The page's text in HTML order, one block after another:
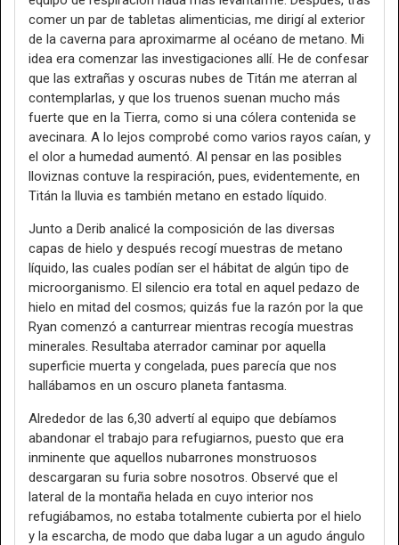
comer un par de tabletas alimenticias, me dirigí al exterior
de la caverna para aproximarme al océano de metano. Mi
idea era comenzar las investigaciones allí. He de confesar
que las extrañas y oscuras nubes de Titán me aterran al
contemplarlas, y que los truenos suenan mucho más
fuerte que en la Tierra, como si una cólera contenida se
avecinara. A lo lejos comprobé como varios rayos caían, y
el olor a humedad aumentó. Al pensar en las posibles
lloviznas contuve la respiración, pues, evidentemente, en
Titán la lluvia es también metano en estado líquido.
Junto a Derib analicé la composición de las diversas
capas de hielo y después recogí muestras de metano
líquido, las cuales podían ser el hábitat de algún tipo de
microorganismo. El silencio era total en aquel pedazo de
hielo en mitad del cosmos; quizás fue la razón por la que
Ryan comenzó a canturrear mientras recogía muestras
minerales. Resultaba aterrador caminar por aquella
superficie muerta y congelada, pues parecía que nos
hallábamos en un oscuro planeta fantasma.
Alrededor de las 6,30 advertí al equipo que debíamos
abandonar el trabajo para refugiarnos, puesto que era
inminente que aquellos nubarrones monstruosos
descargaran su furia sobre nosotros. Observé que el
lateral de la montaña helada en cuyo interior nos
refugiábamos, no estaba totalmente cubierta por el hielo
y la escarcha, de modo que daba lugar a un agudo ángulo